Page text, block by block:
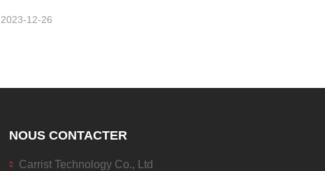
2023-12-26
NOUS CONTACTER
Carrist Technology Co., Ltd